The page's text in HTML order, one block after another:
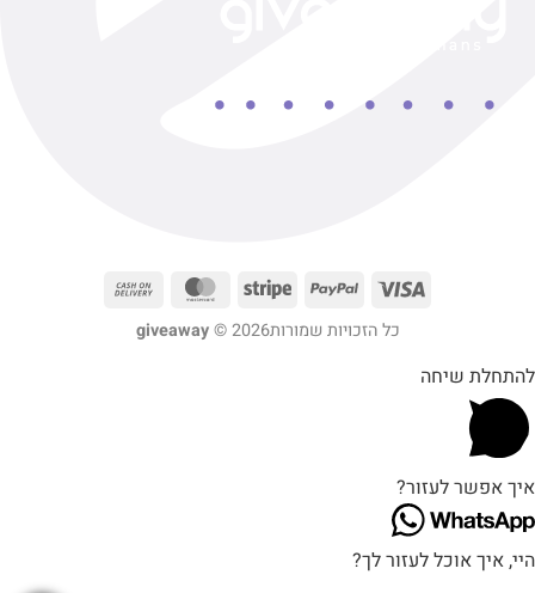
כל הזכויות שמורות2026 © giveaway
להתחלת שיחה
איך אפשר לעזור?
היי, איך אוכל לעזור לך?